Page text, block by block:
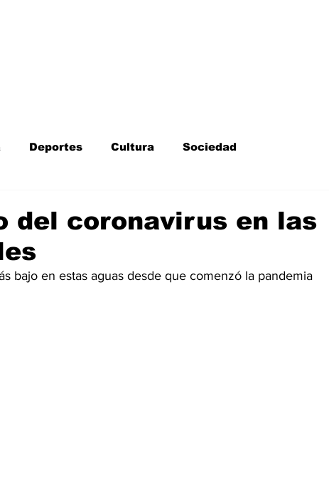
Deportes Cultura Sociedad
del coronavirus en las
bajo en estas aguas desde que comenzó la pandemia